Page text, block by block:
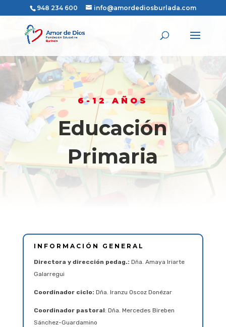
948 234 600 info@amordediosburlada.com
6-12 AÑOS
Educación
Primaria
INFORMACIÓN GENERAL
Directora y dirección pedag.: Dña. Amaya Iriarte
Galarregui
Coordinador ciclo: Dña. Iranzu Oscoz Donézar
Coordinador pastoral: Dña. Mercedes Bireben
Sánchez-Guardamino